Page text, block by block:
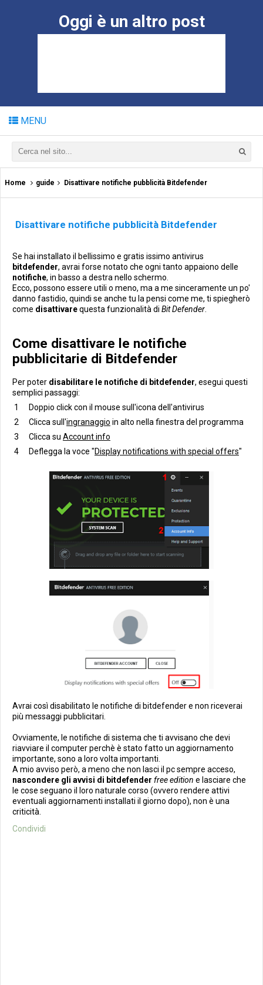
Oggi è un altro post
MENU
Home guide Disattivare notifiche pubblicità Bitdefender
Disattivare notifiche pubblicità Bitdefender
Se hai installato il bellissimo e gratis issimo antivirus
bitdefender, avrai forse notato che ogni tanto appaiono delle
notifiche, in basso a destra nello schermo.
Ecco, possono essere utili o meno, ma a me sinceramente un po'
danno fastidio, quindi se anche tu la pensi come me, ti spiegherò
come disattivarequesta funzionalità di Bit Defender
Come disattivare le notifiche
pubblicitarie di Bitdefender
Per poter disabilitare le notifiche di bitdefender, esegui questi
semplici passaggi:
Doppio click con il mouse sull'icona dell'antivirus
Clicca sull'ingranaggio in alto nella finestra del programma
Clicca su Account info
Deflegga la voce "Display notifications with special offers"
Avrai così disabilitato le notifiche di bitdefender e non riceverai
più messaggi pubblicitari.
Ovviamente, le notifiche di sistema che ti avvisano che devi
riavviare il computer perchè è stato fatto un aggiornamento
importante, sono a loro volta importanti.
A mio avviso però, a meno che non lasci il pc sempre acceso,
nascondere gli avvisi di bitdefender free edition e lasciare che
le cose seguano il loro naturale corso (ovvero rendere attivi
eventuali aggiornamenti installati il giorno dopo), non è una
criticità.
Condividi